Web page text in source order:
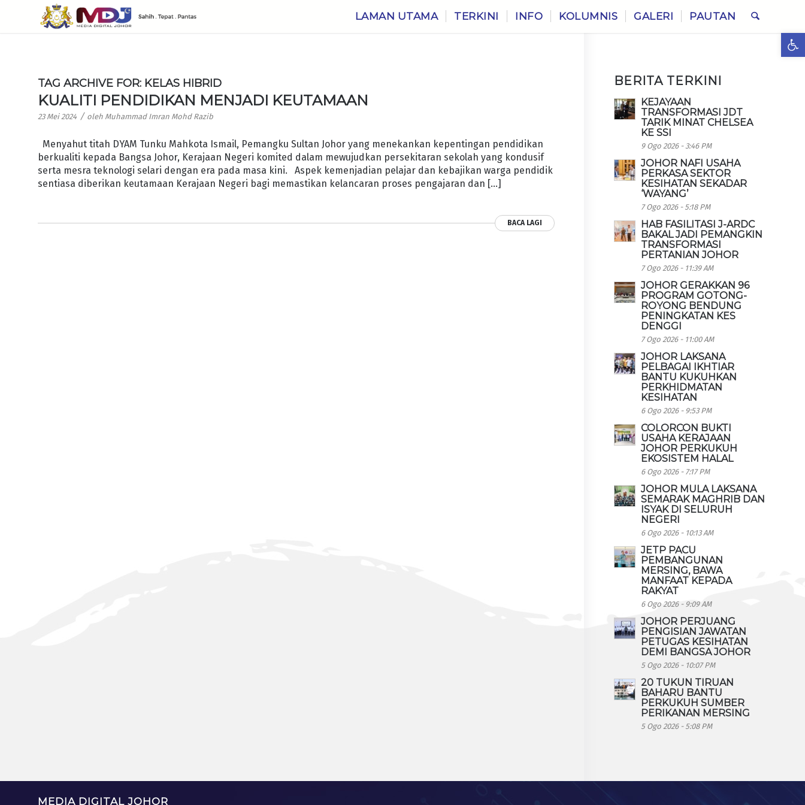
LAMAN UTAMA TERKINI INFO KOLUMNIS GALERI PAUTAN
TAG ARCHIVE FOR: KELAS HIBRID
KUALITI PENDIDIKAN MENJADI KEUTAMAAN
23 Mei 2024 / oleh Muhammad Imran Mohd Razib
Menyahut titah DYAM Tunku Mahkota Ismail, Pemangku Sultan Johor yang menekankan kepentingan pendidikan
berkualiti kepada Bangsa Johor, Kerajaan Negeri komited dalam mewujudkan persekitaran sekolah yang kondusif
serta mesra teknologi selari dengan era pada masa kini. Aspek kemenjadian pelajar dan kebajikan warga pendidik
sentiasa diberikan keutamaan Kerajaan Negeri bagi memastikan kelancaran proses pengajaran dan […]
BACA LAGI
BERITA TERKINI
KEJAYAAN
TRANSFORMASI JDT
TARIK MINAT CHELSEA
KE SSI
9 Ogo 2026 - 3:46 PM
JOHOR NAFI USAHA
PERKASA SEKTOR
KESIHATAN SEKADAR
‘WAYANG’
7 Ogo 2026 - 5:18 PM
HAB FASILITASI J-ARDC
BAKAL JADI PEMANGKIN
TRANSFORMASI
PERTANIAN JOHOR
7 Ogo 2026 - 11:39 AM
JOHOR GERAKKAN 96
PROGRAM GOTONG-
ROYONG BENDUNG
PENINGKATAN KES
DENGGI
7 Ogo 2026 - 11:00 AM
JOHOR LAKSANA
PELBAGAI IKHTIAR
BANTU KUKUHKAN
PERKHIDMATAN
KESIHATAN
6 Ogo 2026 - 9:53 PM
COLORCON BUKTI
USAHA KERAJAAN
JOHOR PERKUKUH
EKOSISTEM HALAL
6 Ogo 2026 - 7:17 PM
JOHOR MULA LAKSANA
SEMARAK MAGHRIB DAN
ISYAK DI SELURUH
NEGERI
6 Ogo 2026 - 10:13 AM
JETP PACU
PEMBANGUNAN
MERSING, BAWA
MANFAAT KEPADA
RAKYAT
6 Ogo 2026 - 9:09 AM
JOHOR PERJUANG
PENGISIAN JAWATAN
PETUGAS KESIHATAN
DEMI BANGSA JOHOR
5 Ogo 2026 - 10:07 PM
20 TUKUN TIRUAN
BAHARU BANTU
PERKUKUH SUMBER
PERIKANAN MERSING
5 Ogo 2026 - 5:08 PM
MEDIA DIGITAL JOHOR